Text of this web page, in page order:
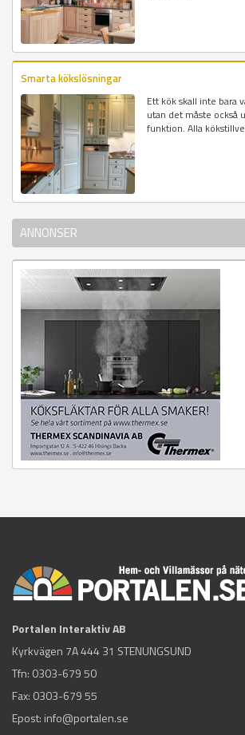
Smarta kökslösningar
Ett kök skall inte bara
utan det måste också
funktion. Alla
ANNONSER
Portalen Interaktiv AB
Kyrkvägen 7A 444 31 STENUNGSUND
Tfn: 0303-679 50
Fax: 0303-679 55
Epost: info@portalen.se